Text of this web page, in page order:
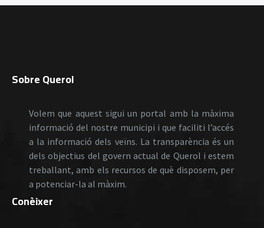
Sobre Querol
Volem que aquest sigui un portal amb la màxima
informació del nostre municipi i que faciliti l’accés
a la informació dels veïns. La transparència és un
dels objectius del govern actual de Querol i estem
treballant, amb els recursos de què disposem, per
a potenciar-la al màxim.
Conèixer